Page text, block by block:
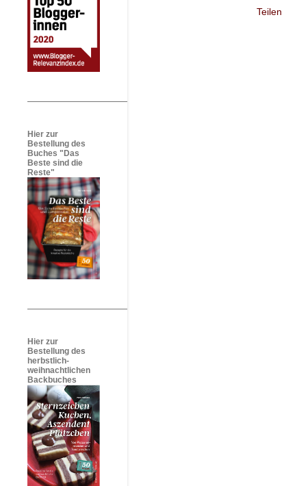
Teilen
Hier zur
Bestellung des
Buches "Das
Beste sind die
Reste"
Hier zur
Bestellung des
herbstlich-
weihnachtlichen
Backbuches